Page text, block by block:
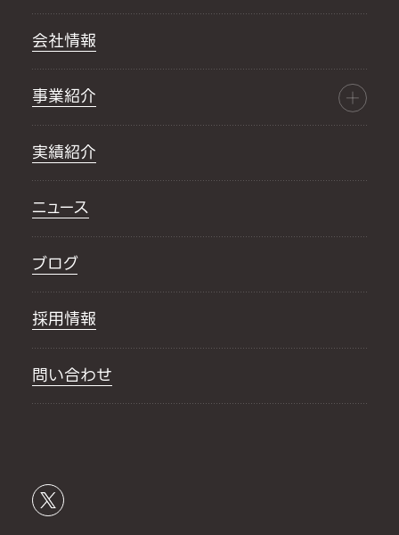
会社情報
事業紹介
実績紹介
ニュース
ブログ
採用情報
問い合わせ